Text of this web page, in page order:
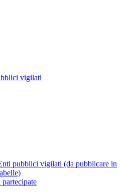
vigilati
pubblici vigilati (da pubblicare in
partecipate